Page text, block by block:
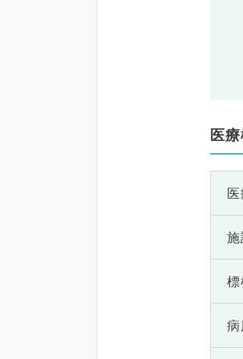
医
施
標
病